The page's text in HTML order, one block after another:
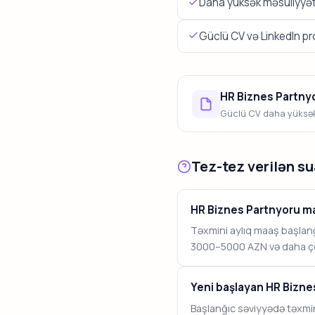
Güclü CV və LinkedIn
HR Biznes
Güclü CV daha
Tez-tez verilən
HR Biznes Partnyoru
Təxmini aylıq maaş
3000–5000 AZN və daha
Yeni başlayan HR
Başlanğıc səviyyədə